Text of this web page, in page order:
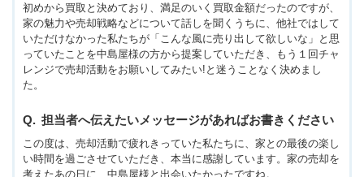
初めから買取と決めており、満足のいく買取金額だったのですが、
家の魅力や売却戦略などについて話しを聞くうちに、他社ではして
いただけなかった私たちが「こんな風に売り出して欲しいな」と思
っていたことを中島屋様の方から提案していただき、もう１回チャ
レンジで売却活動をお願いしてみたい!と迷うことなく決めまし
た。
担当者へ伝えたいメッセージがあればお書きください
この度は、売却活動で疲れきっていた私たちに、家との最後の楽し
い時間を過ごさせていただき、本当に感謝しています。家の売却を
考えたあの日に、中島屋様と出会いたかったですね。